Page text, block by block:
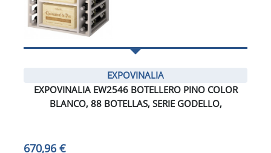
EXPOVINALIA
EXPOVINALIA EW2546 BOTELLERO PINO COLOR
BLANCO, 88 BOTELLAS, SERIE GODELLO,
670,96 €